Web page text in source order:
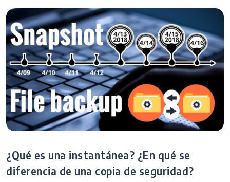
disponibilidad de
QNAP
¿Qué es una instantánea? ¿En qué se
diferencia de una copia de seguridad?